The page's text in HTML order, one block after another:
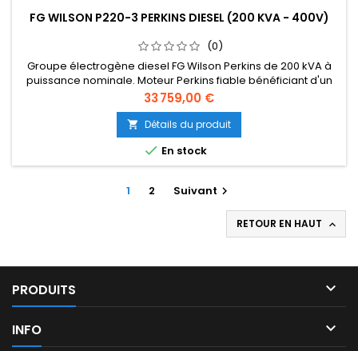
FG WILSON P220-3 PERKINS DIESEL (200 KVA - 400V)
(0)
Groupe électrogène diesel FG Wilson Perkins de 200 kVA à
puissance nominale. Moteur Perkins fiable bénéficiant d'un
support mondial. Construction robuste, adapté à une
utilisation continue ou de secours. Facile à entretenir et à
utiliser. {gformbuilderpro:3}
Prix
33 759,00 €
 Détails du produit
 En stock
1 2 Suivant 
RETOUR EN HAUT 
PRODUITS 
INFO 